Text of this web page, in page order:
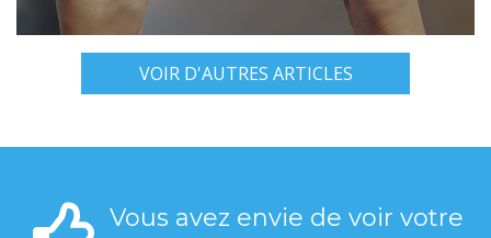
VOIR D'AUTRES ARTICLES
Vous avez envie de voir votre